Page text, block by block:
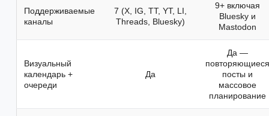
Поддерживаемые
каналы
7 (X, IG, TT, YT, LI,
Threads, Bluesky)
9+ включая
Bluesky и
Mastodon
Визуальный
календарь +
очереди
Да
Да —
повторяющиеся
посты и
массовое
планирование